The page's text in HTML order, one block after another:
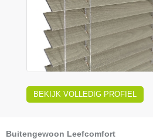
BEKIJK VOLLEDIG PROFIEL
Buitengewoon Leefcomfort